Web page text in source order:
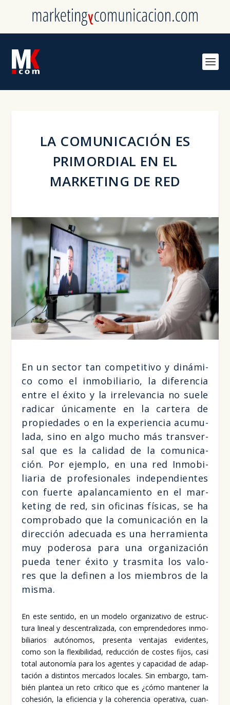
LA COMUNICACIÓN ES
PRIMORDIAL EN EL
MARKETING DE RED
En un sec­tor tan com­pe­ti­ti­vo y diná­mi­
co como el inmo­bi­lia­rio, la dife­ren­cia
entre el éxi­to y la irre­le­van­cia no sue­le
radi­car úni­ca­men­te en la car­te­ra de
pro­pie­da­des o en la expe­rien­cia acu­mu­
la­da, sino en algo mucho más trans­ver­
sal que es la cali­dad de la comu­ni­ca­
ción. Por ejem­plo, en una red Inmo­bi­
lia­ria de pro­fe­sio­na­les inde­pen­dien­tes
con fuer­te apa­lan­ca­mien­to en el mar­
ke­ting de red, sin ofi­ci­nas físi­cas, se ha
com­pro­ba­do que la comu­ni­ca­ción en la
direc­ción ade­cua­da es una herra­mien­ta
muy pode­ro­sa para una orga­ni­za­ción
pue­da tener éxi­to y tras­mi­ta los valo­
res que la defi­nen a los miem­bros de la
mis­ma.
En este sen­ti­do, en un mode­lo orga­ni­za­ti­vo de estruc­
tu­ra lineal y des­cen­tra­li­za­da, con empren­de­do­res inmo­
bi­lia­rios autó­no­mos, pre­sen­ta ven­ta­jas evi­den­tes,
como son la fle­xi­bi­li­dad, reduc­ción de cos­tes fijos, casi
total auto­no­mía para los agen­tes y capa­ci­dad de adap­
ta­ción a dis­tin­tos mer­ca­dos loca­les. Sin embar­go, tam­
bién plan­tea un reto crí­ti­co que es ¿cómo man­te­ner la
cohe­sión, la efi­cien­cia y la cohe­ren­cia ope­ra­ti­va, cuan­